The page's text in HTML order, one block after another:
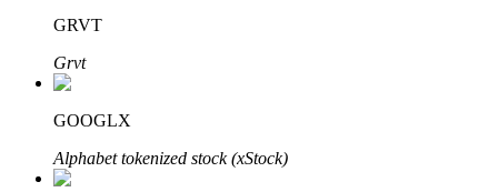
Bitrue
GRVT
Grvt
GOOGLX
Alphabet tokenized stock (xStock)